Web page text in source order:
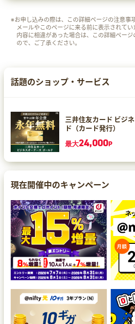
※お申し込みの際は、この詳細ページの注意事
メールやこのページに来る前に表示されて
内容に相違があった場合は、この詳細ペー
ので、ご了承ください。
話題のショップ・サービス
三井住友カード ビジ
ド（カード発行）
最大24,000P
現在開催中のキャンペーン